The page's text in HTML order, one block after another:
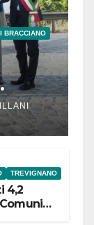
BRACCIANO
TREVIGNANO
4,2